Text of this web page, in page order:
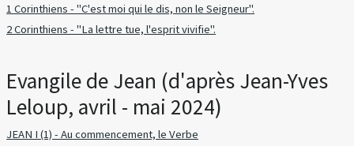
1 Corinthiens - "C'est moi qui le dis, non le Seigneur".
2 Corinthiens - "La lettre tue, l'esprit vivifie".
Evangile de Jean (d'après Jean-Yves
Leloup, avril - mai 2024)
JEAN I (1) - Au commencement, le Verbe